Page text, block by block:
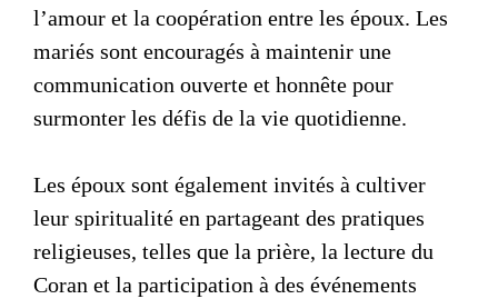
l’amour et la coopération entre les époux. Les
mariés sont encouragés à maintenir une
communication ouverte et honnête pour
surmonter les défis de la vie quotidienne.
Les époux sont également invités à cultiver
leur spiritualité en partageant des pratiques
religieuses, telles que la prière, la lecture du
Coran et la participation à des événements